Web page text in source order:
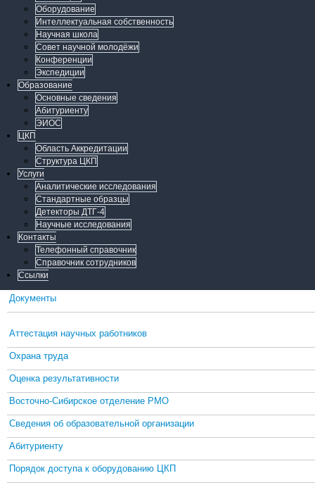
Оборудование
Интеллектуальная собственность
Научная школа
Совет научной молодёжи
Конференции
Экспедиции
Образование
Основные сведения
Абитуриенту
ЭИОС
ЦКП
Область Аккредитации
Структура ЦКП
Услуги
Аналитические исследования
Стандартные образцы
Детекторы ДТГ-4
Научные исследования
Контакты
Телефонный справочник
Справочник сотрудников
Ссылки
Документы
Аттестация научных работников
Охрана труда
Оценка результативности
Восточно-Сибирское отделение РМО
Сведения об образовательной организации
Абитуриенту
Порядок доступа к оборудованию ЦКП